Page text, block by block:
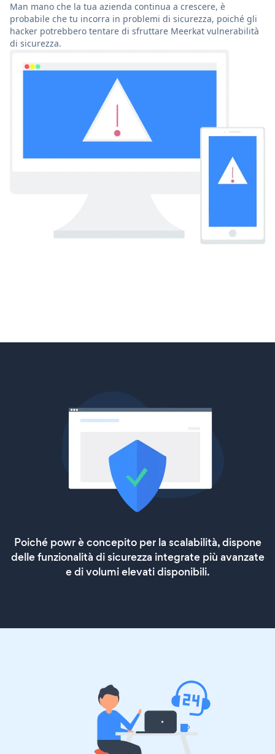
Man mano che la tua azienda continua a crescere, è
probabile che tu incorra in problemi di sicurezza, poiché gli
hacker potrebbero tentare di sfruttare Meerkat vulnerabilità
di sicurezza.
Poiché powr è concepito per la scalabilità, dispone
delle funzionalità di sicurezza integrate più avanzate
e di volumi elevati disponibili.